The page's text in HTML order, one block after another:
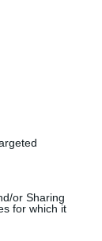
or Sharing
for which it
64 hozzászólás